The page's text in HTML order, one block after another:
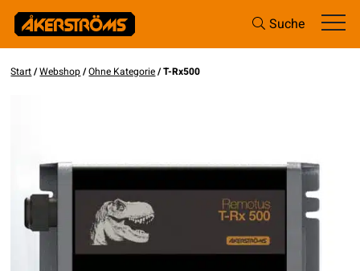
Suche
Start/Webshop/Ohne Kategorie/ T-Rx500